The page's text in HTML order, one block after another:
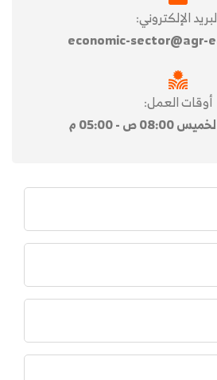
الإلكتروني:
economic-sector@agr-
أوقات العمل:
ص - 05:00 م